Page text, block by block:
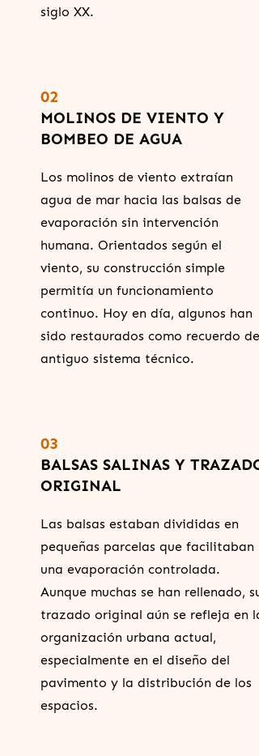
siglo XX.
02
MOLINOS DE VIENTO Y
BOMBEO DE AGUA
Los molinos de viento extraían
agua de mar hacia las balsas de
evaporación sin intervención
humana. Orientados según el
viento, su construcción simple
permitía un funcionamiento
continuo. Hoy en día, algunos han
sido restaurados como recuerdo del
antiguo sistema técnico.
03
BALSAS SALINAS Y TRAZADO
ORIGINAL
Las balsas estaban divididas en
pequeñas parcelas que facilitaban
una evaporación controlada.
Aunque muchas se han rellenado, su
trazado original aún se refleja en la
organización urbana actual,
especialmente en el diseño del
pavimento y la distribución de los
espacios.